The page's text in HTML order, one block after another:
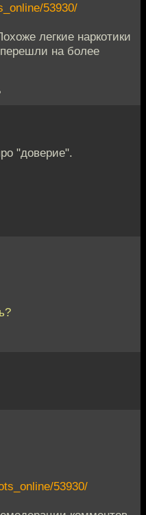
53930/
легкие наркотики
на более
"доверие".
53930/